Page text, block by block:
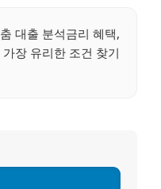
대출 분석금리 혜택,
장 유리한 조건 찾기